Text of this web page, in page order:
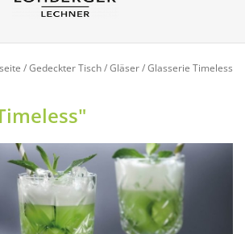
/Gedeckter Tisch/Gläser/Glasserie Timeless